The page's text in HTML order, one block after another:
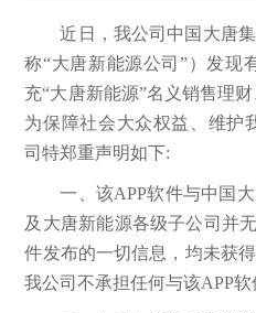
近日，我公司中国大唐
称“大唐新能源公司”）发现
充“大唐新能源”名义销售理
为保障社会大众权益、维护
司特郑重声明如下:
一、该APP软件与中国
及大唐新能源各级子公司并
件发布的一切信息，均未获
我公司不承担任何与该APP